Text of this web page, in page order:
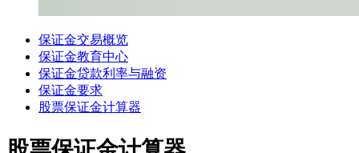
保证金交易概览
保证金教育中心
保证金贷款利率与融资
保证金要求
股票保证金计算器